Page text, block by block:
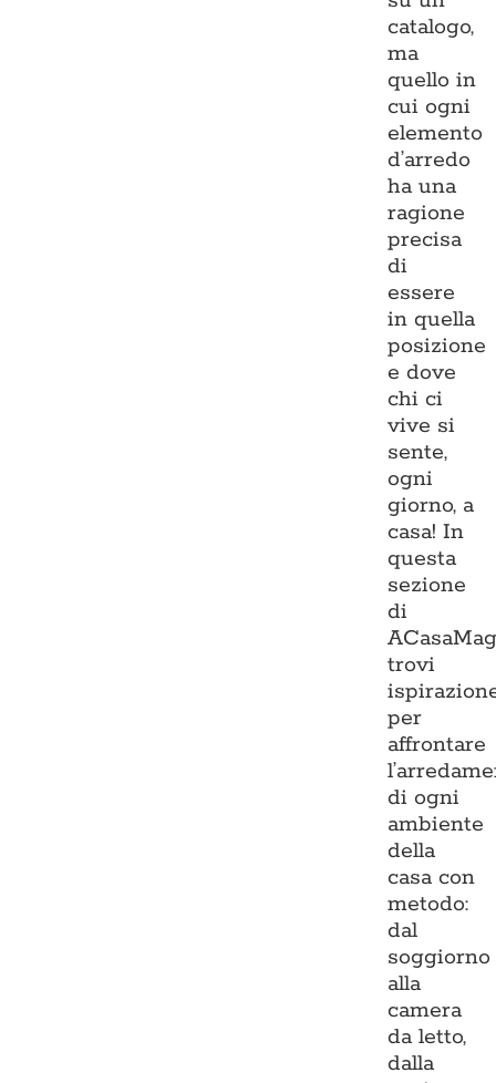
catalogo,
ma
quello in
cui ogni
elemento
d’arredo
ha una
ragione
precisa
di
essere
in quella
posizione
e dove
chi ci
vive si
sente,
ogni
giorno, a
casa! In
questa
sezione
di
trovi
per
affrontare
di ogni
ambiente
della
casa con
metodo:
dal
soggiorno
alla
camera
da letto,
dalla